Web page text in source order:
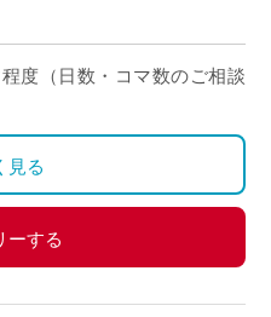
による
度（日数・コマ数のご相談
見る
ーする